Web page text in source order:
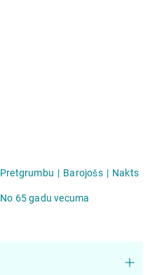
Pretgrumbu Barojošs Nakts
No 65 gadu vecuma